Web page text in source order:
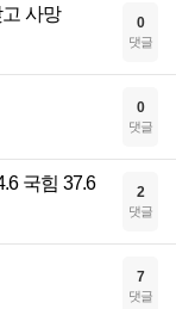
사망 0
댓글
0
댓글
국힘 37.6 2
댓글
7
댓글